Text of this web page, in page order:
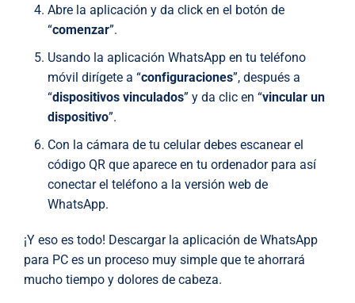
Abre la aplicación y da click en el botón de
“comenzar”.
Usando la aplicación WhatsApp en tu teléfono
móvil dirígete a “configuraciones”, después a
“dispositivos vinculados” y da clic en “vincular un
dispositivo”.
Con la cámara de tu celular debes escanear el
código QR que aparece en tu ordenador para así
conectar el teléfono a la versión web de
WhatsApp.
¡Y eso es todo! Descargar la aplicación de WhatsApp
para PC es un proceso muy simple que te ahorrará
mucho tiempo y dolores de cabeza.